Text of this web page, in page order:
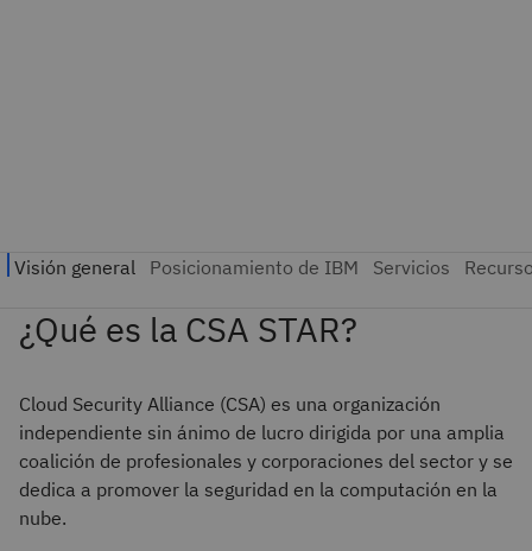
¿Qué es la CSA STAR?
Cloud Security Alliance (CSA) es una organización
independiente sin ánimo de lucro dirigida por una amplia
coalición de profesionales y corporaciones del sector y se
dedica a promover la seguridad en la computación en la
nube.